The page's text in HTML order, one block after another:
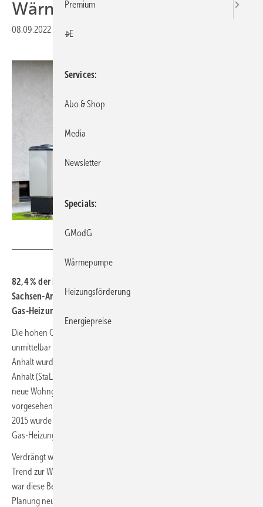
Wärmepumpe
08.09.2022 Druckvorschau
82,4 % der im 1. Halbjahr 2022 genehmigten Neubauvorhaben in
Sachsen-Anhalt sollen über Wärmepumpen beheizt werden. Die
Gas-Heizung ist aussortiert.
Die hohen Gaspreise und die kritische Versorgungslage wirken sich
unmittelbar auf die Planung von Neubauvorhaben aus. In Sachsen-
Anhalt wurde nach Angaben des Statistischen Landesamts Sachsen-​
Anhalt (StaLA) im 1. Halbjahr 2022 wurde bei Baugenehmigungen für
neue Wohngebäude nur noch in 11,4 % der Fälle eine Gas-Heizung
vorgesehen. Im gleichen Vorjahreszeitraum waren es noch 20,4 %.
2015 wurde noch die Mehrheit der neuen Wohngebäude mit einer
Gas-Heizung geplant.
Verdrängt wird das Heizen mit Erdgas von einem beschleunigten
Trend zur Wärmeerzeugung über Wärmepumpen. Im 1. Halbjahr 2022
war diese Beheizungsform mit 82,3 % klar dominierend bei der
Planung neu zu errichtender Wohngebäude, wobei die Außenluft die
Premium
+E
Services
Abo & Shop
Media
Newsletter
Specials
GModG
Wärmepumpe
Heizungsförderung
Energiepreise